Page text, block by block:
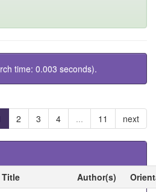
time: 0.003 seconds).
2 3 4 ... 11 next
Title Author(s)